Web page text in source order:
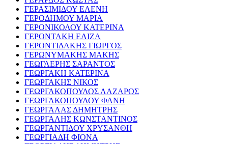
ΓΕΡΑΣΙΜΙΔΟΥ ΕΛΕΝΗ
ΓΕΡΟΔΗΜΟΥ ΜΑΡΙΑ
ΓΕΡΟΝΙΚΟΛΟΥ ΚΑΤΕΡΙΝΑ
ΓΕΡΟΝΤΑΚΗ ΕΛΙΖΑ
ΓΕΡΟΝΤΙΔΑΚΗΣ ΓΙΩΡΓΟΣ
ΓΕΡΩΝΥΜΑΚΗΣ ΜΑΚΗΣ
ΓΕΩΓΛΕΡΗΣ ΣΑΡΑΝΤΟΣ
ΓΕΩΡΓΑΚΗ ΚΑΤΕΡΙΝΑ
ΓΕΩΡΓΑΚΗΣ ΝΙΚΟΣ
ΓΕΩΡΓΑΚΟΠΟΥΛΟΣ ΛΑΖΑΡΟΣ
ΓΕΩΡΓΑΚΟΠΟΥΛΟΥ ΦΑΝΗ
ΓΕΩΡΓΑΛΑΣ ΔΗΜΗΤΡΗΣ
ΓΕΩΡΓΑΛΗΣ ΚΩΝΣΤΑΝΤΙΝΟΣ
ΓΕΩΡΓΑΝΤΙΔΟΥ ΧΡΥΣΑΝΘΗ
ΓΕΩΡΓΙΑΔΗ ΦΙΟΝΑ